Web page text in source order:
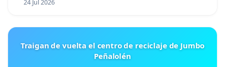
24 Jul 2026
Traigan de vuelta el centro de reciclaje de Jumbo
Peñalolén